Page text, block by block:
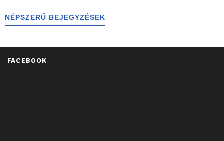
NÉPSZERŰ BEJEGYZÉSEK
FACEBOOK